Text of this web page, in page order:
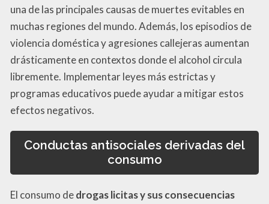
una de las principales causas de muertes evitables en
muchas regiones del mundo. Además, los episodios de
violencia doméstica y agresiones callejeras aumentan
drásticamente en contextos donde el alcohol circula
libremente. Implementar leyes más estrictas y
programas educativos puede ayudar a mitigar estos
efectos negativos.
Conductas antisociales derivadas del
consumo
El consumo dedrogas licitas y sus consecuencias